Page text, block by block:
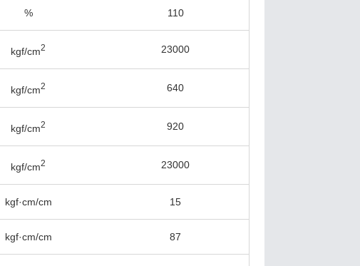
% 110
kgf/cm2 23000
kgf/cm2 640
kgf/cm2 920
kgf/cm2 23000
kgf·cm/cm 15
kgf·cm/cm 87